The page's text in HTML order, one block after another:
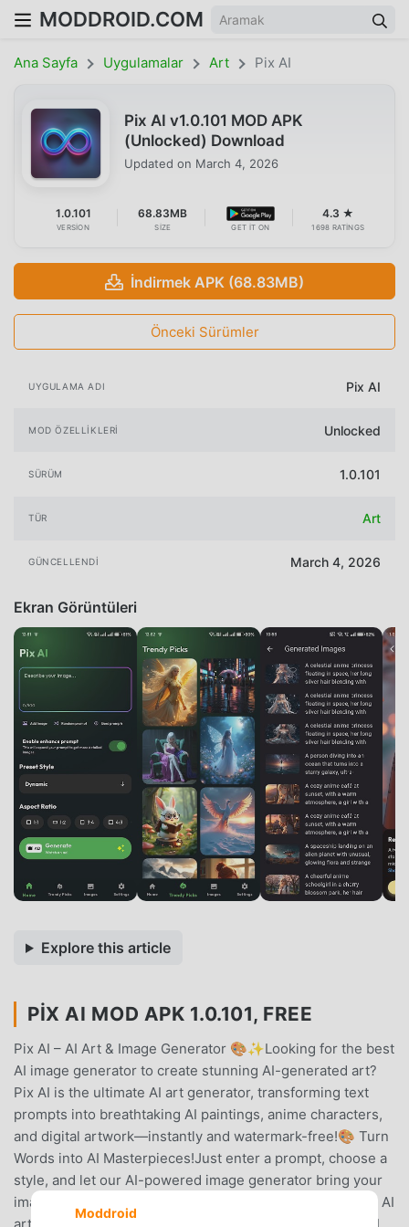
MODDROID.COM
Ana Sayfa Uygulamalar Art Pix AI
Pix AI v1.0.101 MOD APK
(Unlocked) Download
Updated on March 4, 2026
1.0.101
VERSION
68.83MB
SIZE GET IT ON
4.3 ★
1698 RATINGS
İndirmek APK (68.83MB)
Önceki Sürümler
UYGULAMA ADI Pix AI
MOD ÖZELLIKLERI Unlocked
SÜRÜM 1.0.101
TÜR Art
GÜNCELLENDI March 4, 2026
Ekran Görüntüleri
Explore this article
PIX AI MOD APK 1.0.101, FREE
Pix AI – AI Art & Image Generator 🎨✨Looking for the best
AI image generator to create stunning AI-generated art?
Pix AI is the ultimate AI art generator, transforming text
prompts into breathtaking AI paintings, anime characters,
and digital artwork—instantly and watermark-free!🎨 Turn
Words into AI Masterpieces!Just enter a prompt, choose a
style, and let our AI-powered image generator bring your
imagination to life in HD quality. Whether you love anime AI
Moddroid